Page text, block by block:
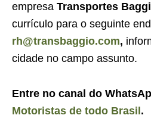
empresa Transportes
currículo para o seguinte
rh@transbaggio.com,
cidade no campo assunto.
Entre no canal do
Motoristas de todo Brasil .